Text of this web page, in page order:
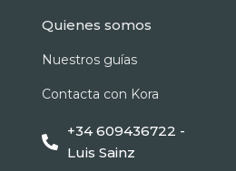
Quienes somos
Nuestros guías
Contacta con Kora
+34 609436722 -
Luis Sainz